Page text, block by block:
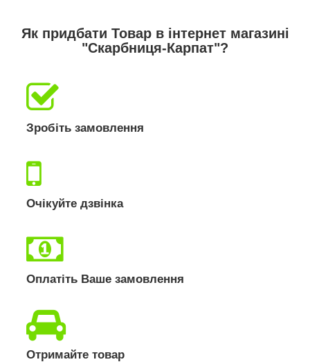
Як придбати Товар в інтернет магазині
"Скарбниця-Карпат"?
Зробіть замовлення
Очікуйте дзвінка
Оплатіть Ваше замовлення
Отримайте товар